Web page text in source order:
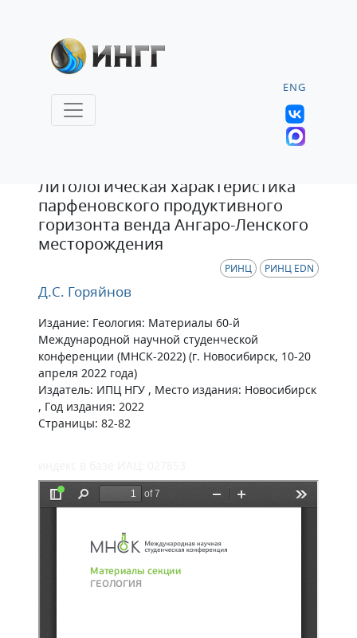
ENG
Литологическая характеристика
парфеновского продуктивного
горизонта венда Ангаро-Ленского
месторождения
РИНЦ РИНЦ EDN
Д.С. Горяйнов
Издание: Геология: Материалы 60-й
Международной научной студенческой
конференции (МНСК-2022) (г. Новосибирск, 10-20
апреля 2022 года)
Издатель: ИПЦ НГУ , Место издания: Новосибирск
, Год издания: 2022
Страницы: 82-82